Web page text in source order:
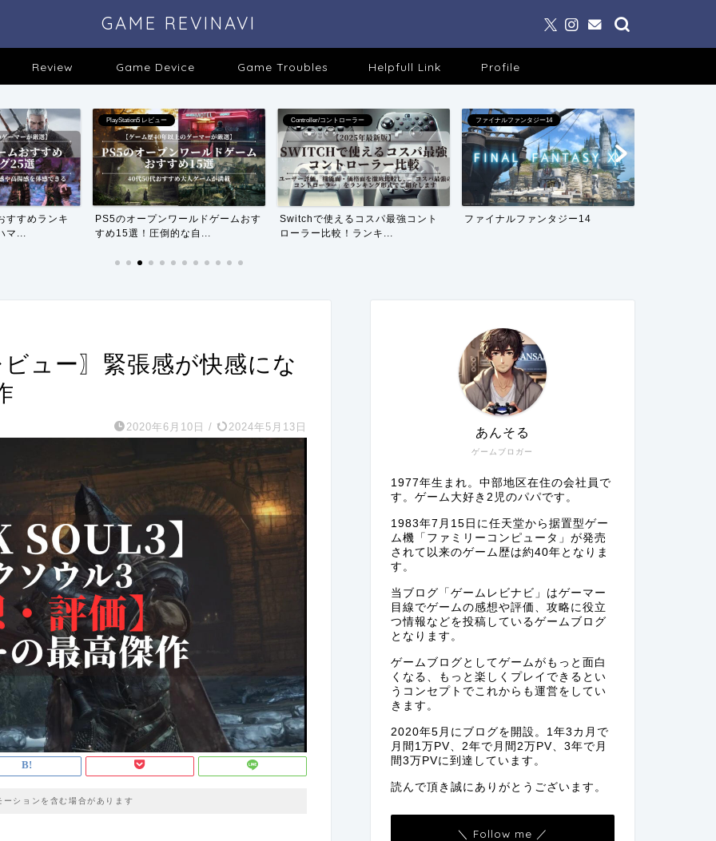
GAME REVINAVI
Review Game Device Game Troubles Helpfull Link Profile
すすめランキ
マ...
PlayStation5 レビュー
PS5のオープンワールドゲームおす
すめ15選！圧倒的な自...
Controller/コントローラー
Switchで使えるコスパ最強コント
ローラー比較！ランキ...
ファイナルファンタジー14
ファイナルファンタジー14
ュー〗緊張感が快感にな
2020年6月10日 / 2024年5月13日
ーションを含む場合があります
ゲームブロガー
あんそる
1977年生まれ。中部地区在住の会社員で
す。ゲーム大好き2児のパパです。
1983年7月15日に任天堂から据置型ゲー
ム機「ファミリーコンピュータ」が発売
されて以来のゲーム歴は約40年となりま
す。
当ブログ「ゲームレビナビ」はゲーマー
目線でゲームの感想や評価、攻略に役立
つ情報などを投稿しているゲームブログ
となります。
ゲームブログとしてゲームがもっと面白
くなる、もっと楽しくプレイできるとい
うコンセプトでこれからも運営をしてい
きます。
2020年5月にブログを開設。1年3カ月で
月間1万PV、2年で月間2万PV、3年で月
間3万PVに到達しています。
読んで頂き誠にありがとうございます。
＼ Follow me ／